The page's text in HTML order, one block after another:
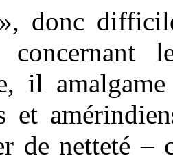
donc
il
et
de netteté –